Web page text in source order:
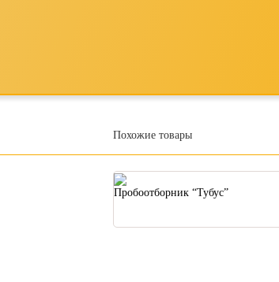
Похожие товары
Пробоотборник “Тубус”